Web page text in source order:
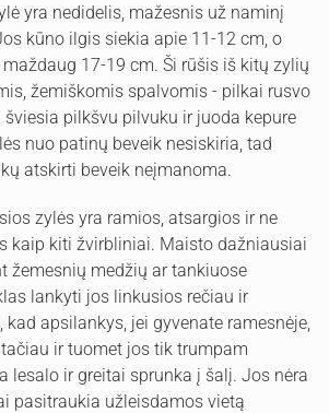
yra nedidelis, mažesnis už naminį
kūno ilgis siekia apie 11-12 cm, o
17-19 cm. Ši rūšis iš kitų zylių
žemiškomis spalvomis - pilkai rusvo
pilkšvu pilvuku ir juoda kepure
nuo patinų beveik nesiskiria, tad
atskirti beveik neįmanoma.
zylės yra ramios, atsargios ir ne
kaip kiti žvirbliniai. Maisto dažniausiai
žemesnių medžių ar tankiuose
lankyti jos linkusios rečiau ir
apsilankys, jei gyvenate ramesnėje,
ir tuomet jos tik trumpam
lesalo ir greitai sprunka į šalį. Jos nėra
pasitraukia užleisdamos vietą